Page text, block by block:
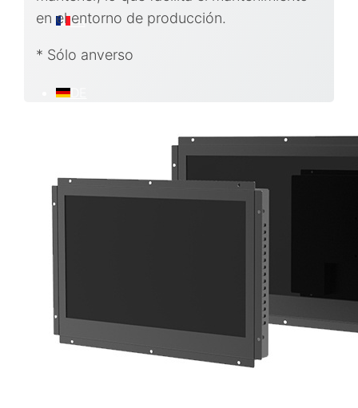
FR
DE
en el entorno de producción.
* Sólo anverso